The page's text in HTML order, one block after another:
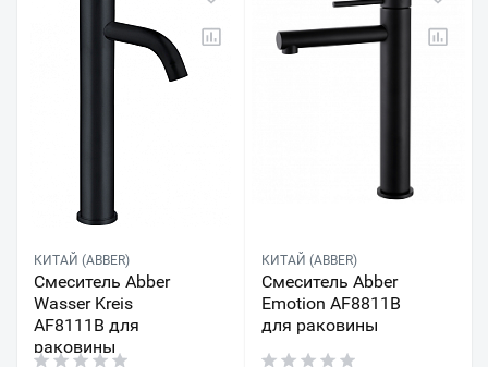
КИТАЙ (ABBER)
Смеситель Abber
Wasser Kreis
AF8111B для
раковины
КИТАЙ (ABBER)
Смеситель Abber
Emotion AF8811B
для раковины